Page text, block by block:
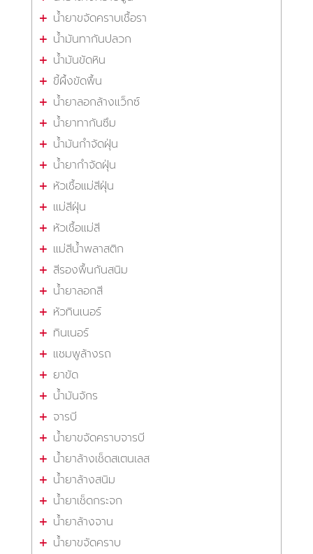
น้ำยาขจัดคราบเชื้อรา
น้ำมันทากันปลวก
น้ำมันขัดหิน
ขี้ผึ้งขัดพื้น
น้ำยาลอกล้างแว็กซ์
น้ำยาทากันซึม
น้ำมันกำจัดฝุ่น
น้ำยากำจัดฝุ่น
หัวเชื้อแม่สีฝุ่น
แม่สีฝุ่น
หัวเชื้อแม่สี
แม่สีน้ำพลาสติก
สีรองพื้นกันสนิม
น้ำยาลอกสี
หัวทินเนอร์
ทินเนอร์
แชมพูล้างรถ
ยาขัด
น้ำมันจักร
จารบี
น้ำยาขจัดคราบจารบี
น้ำยาล้างเช็ดสเตนเลส
น้ำยาล้างสนิม
น้ำยาเช็ดกระจก
น้ำยาล้างจาน
น้ำยาขจัดคราบ